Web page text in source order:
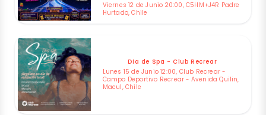
Viernes 12 de Junio 20:00, C5HM+J4R Padre
Hurtado, Chile
Dia de Spa - Club Recrear
Lunes 15 de Junio 12:00, Club Recrear -
Campo Deportivo Recrear - Avenida Quilin,
Macul, Chile